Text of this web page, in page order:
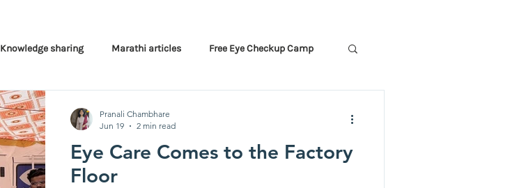
Knowledge sharing Marathi articles Free Eye Checkup Camp
Eye Care Comes to the Factory
Floor
Pranali Chambhare
Jun 19
2 min read